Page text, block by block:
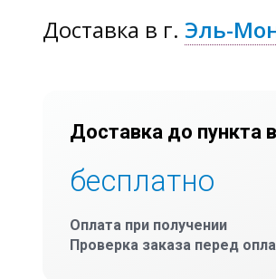
Доставка в г. Эль-
Доставка до пункта
бесплатно
Оплата при получении
Проверка заказа перед